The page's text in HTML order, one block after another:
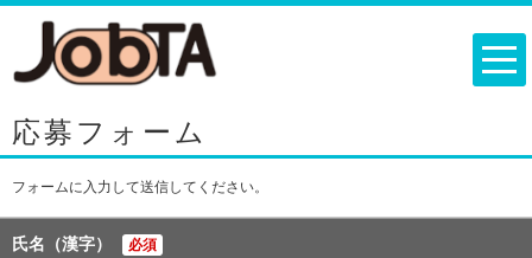
応募フォーム
フォームに入力して送信してください。
氏名（漢字） 必須